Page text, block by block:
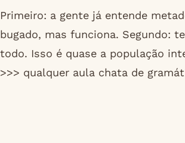
Primeiro: a gente já entende
bugado, mas funciona. Segundo:
todo. Isso é quase a população
>>> qualquer aula chata de